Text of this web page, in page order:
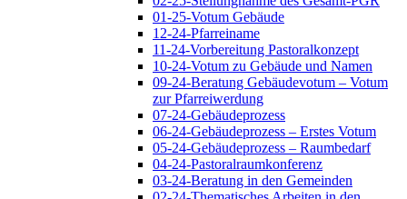
01-25-Votum Gebäude
12-24-Pfarreiname
11-24-Vorbereitung Pastoralkonzept
10-24-Votum zu Gebäude und Namen
09-24-Beratung Gebäudevotum – Votum
zur Pfarreiwerdung
07-24-Gebäudeprozess
06-24-Gebäudeprozess – Erstes Votum
05-24-Gebäudeprozess – Raumbedarf
04-24-Pastoralraumkonferenz
03-24-Beratung in den Gemeinden